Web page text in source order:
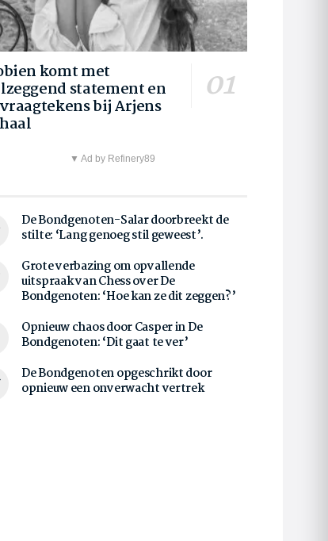
komt met
statement en
bij Arjens
▼ Ad by Refinery89
De Bondgenoten-Salar doorbreekt de
stilte: ‘Lang genoeg stil geweest’.
Grote verbazing om opvallende
uitspraak van Chess over De
Bondgenoten: ‘Hoe kan ze dit zeggen?’
Opnieuw chaos door Casper in De
Bondgenoten: ‘Dit gaat te ver’
De Bondgenoten opgeschrikt door
opnieuw een onverwacht vertrek